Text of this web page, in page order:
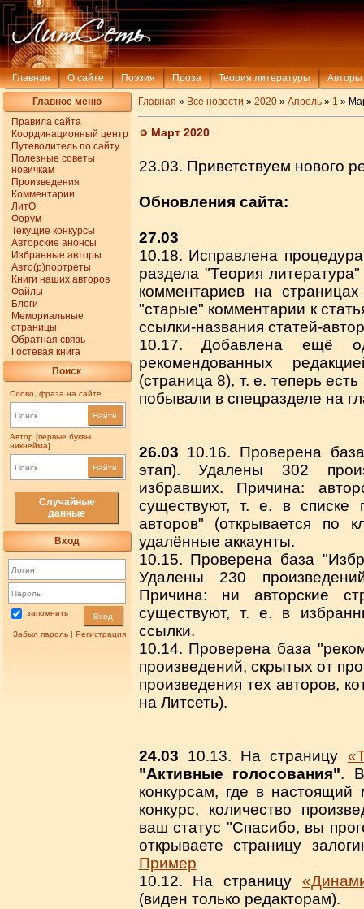
Главная О сайте Поэзия Проза Теория литературы Авторы
Главное меню
Правила сайта
Координационный центр
Путеводитель по сайту
Полезные советы
новичкам
Произведения
Комментарии
ЛитО
Форум
Текущие конкурсы
Авторские анонсы
Избранные авторы
Авто(р)портреты
Книги наших авторов
Файлы
Блоги
Мемориальные
страницы
Обратная связь
Гостевая книга
Поиск
Слово, фраза на сайте
Найти
Автор [первые буквы
никнейма]
Найти
Случайные
данные
Вход
запомнить Вход
Забыл пароль| Регистрация
Главная » Все новости » 2020 » Апрель » 1 »
Март 2020
23.03. Приветствуем нового
Обновления сайта:
27.03
10.18. Исправлена
раздела "Теория
комментариев на
"старые" комментарии к
ссылки-названия статей-
10.17. Добавлена ещё
рекомендованных
(страница 8), т. е. теперь
побывали в спецразделе на
26.03 10.16. Проверена
этап). Удалены 302
избравших. Причина:
существуют, т. е. в списке
авторов" (открывается по
удалённые аккаунты.
10.15. Проверена база
Удалены 230
Причина: ни авторские
существуют, т. е. в
ссылки.
10.14. Проверена база
произведений, скрытых от
произведения тех авторов,
на Литсеть).
24.03 10.13. На страницу
"Активные голосования". В
конкурсам, где в
конкурс, количество
ваш статус "Спасибо, вы
открываете страницу
Пример
10.12. На страницу
(виден только редакторам).